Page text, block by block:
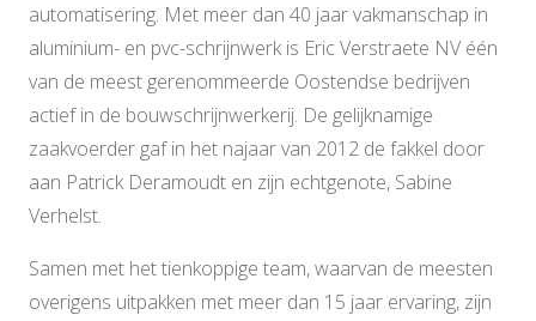
automatisering. Met meer dan 40 jaar vakmanschap in
aluminium- en pvc-schrijnwerk is Eric Verstraete NV één
van de meest gerenommeerde Oostendse bedrijven
actief in de bouwschrijnwerkerij. De gelijknamige
zaakvoerder gaf in het najaar van 2012 de fakkel door
aan Patrick Deramoudt en zijn echtgenote, Sabine
Verhelst.
Samen met het tienkoppige team, waarvan de meesten
overigens uitpakken met meer dan 15 jaar ervaring, zijn